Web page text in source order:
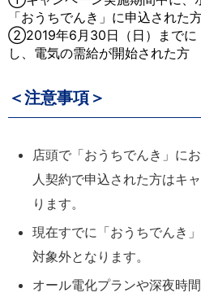
「おうちでんき」に申込された
②2019年6月30日（日）までに
し、電気の需給が開始された方
＜注意事項＞
店頭で「おうちでんき」に
人契約で申込された方はキ
ります。
現在すでに「おうちでんき
対象外となります。
オール電化プランや深夜時